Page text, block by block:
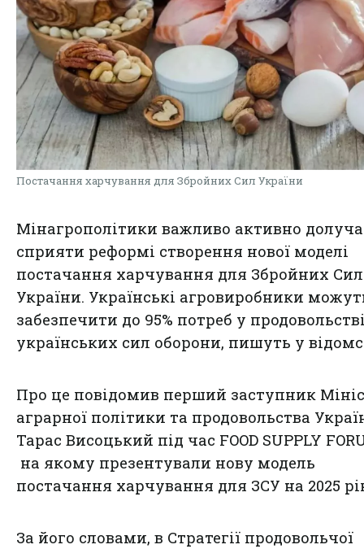
Постачання харчування для Збройних Сил України
Мінагрополітики важливо активно
сприяти реформі створення нової моделі
постачання харчування для Збройних Сил
України. Українські агровиробники
забезпечити до 95% потреб у
українських сил оборони, пишуть у
Про це повідомив перший заступник
аграрної політики та продовольства
Тарас Висоцький під час FOOD SUPPLY
на якому презентували нову модель
постачання харчування для ЗСУ на 2025
За його словами, в Стратегії продовольчої